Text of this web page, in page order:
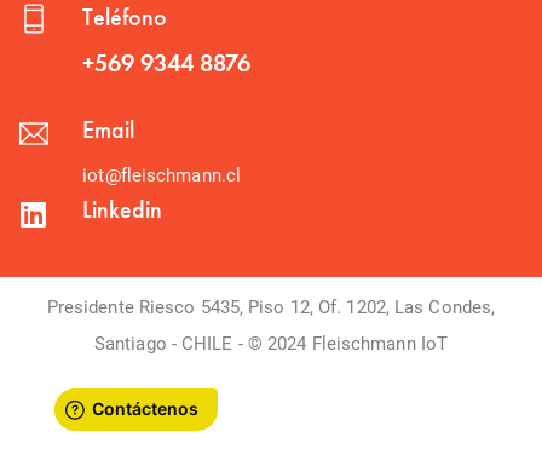
Teléfono
+569 9344 8876
Email
iot@fleischmann.cl
Linkedin
Presidente Riesco 5435, Piso 12, Of. 1202, Las Condes,
Santiago - CHILE - © 2024 Fleischmann IoT